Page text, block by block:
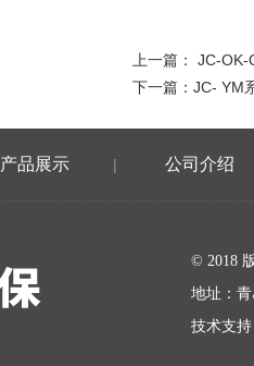
上一篇： JC-OK-
下一篇： JC- YM
产品展示 | 公司介绍
© 2018
地址：
技术支